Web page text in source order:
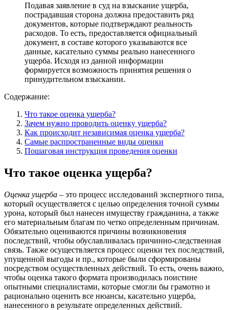
Подавая заявление в суд на взыскание ущерба,
пострадавшая сторона должна предоставить ряд
документов, которые подтверждают реальность
расходов. То есть, предоставляется официальный
документ, в составе которого указываются все
данные, касательно суммы реально нанесенного
ущерба. Исходя из данной информации
формируется возможность принятия решения о
принудительном взыскании.
Содержание:
Что такое оценка ущерба?
Зачем нужно проводить оценку ущерба?
Как происходит независимая оценка ущерба?
Самые распространенные виды оценки
Пошаговая инструкция проведения оценки
Что такое оценка ущерба?
Оценка ущерба – это процесс исследований экспертного типа,
который осуществляется с целью определения точной суммы
урона, который был нанесен имуществу гражданина, а также
его материальным благам по четко определенным причинам.
Обязательно оцениваются причины возникновения
последствий, чтобы обуславливалась причинно-следственная
связь. Также осуществляется процесс оценки тех последствий,
упущенной выгоды и пр., которые были сформированы
посредством осуществленных действий. То есть, очень важно,
чтобы оценка такого формата производилась поистине
опытными специалистами, которые смогли бы грамотно и
рационально оценить все нюансы, касательно ущерба,
нанесенного в результате определенных действий.